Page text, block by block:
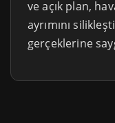
ve açık plan,
ayrımını
gerçeklerine